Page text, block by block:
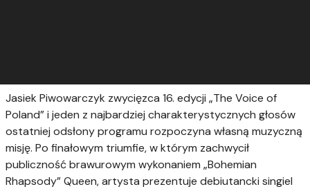
Jasiek Piwowarczyk zwycięzca 16. edycji „The Voice of
Poland” i jeden z najbardziej charakterystycznych głosów
ostatniej odsłony programu rozpoczyna własną muzyczną
misję. Po finałowym triumfie, w którym zachwycił
publiczność brawurowym wykonaniem „Bohemian
Rhapsody” Queen, artysta prezentuje debiutancki singiel